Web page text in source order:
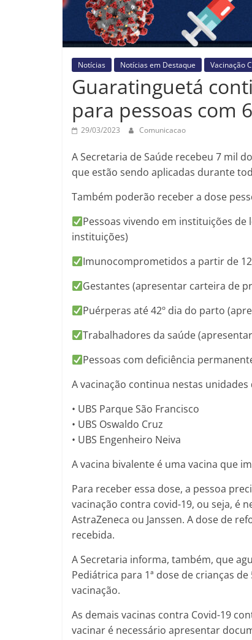
Notícias Notícias em Destaque Vacinação
Guaratinguetá
para pessoas com
29/03/2023 Comunicacao
A Secretaria de Saúde recebeu 7 mil
que estão sendo aplicadas durante
Também poderão receber a dose
Pessoas vivendo em instituições
instituições)
Imunocomprometidos a partir de
Gestantes (apresentar carteira de
Puérperas até 42º dia do parto
Trabalhadores da saúde
Pessoas com deficiência
A vacinação continua nestas unidades
• UBS Parque São Francisco
• UBS Oswaldo Cruz
• UBS Engenheiro Neiva
A vacina bivalente é uma vacina que
Para receber essa dose, a pessoa
vacinação contra covid-19, ou seja, é
AstraZeneca ou Janssen. A dose de
recebida.
A Secretaria informa, também, que
Pediátrica para 1ª dose de crianças
vacinação.
As demais vacinas contra Covid-19
vacinar é necessário apresentar